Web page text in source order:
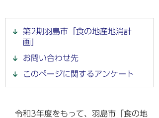
第2期羽島市「食の地産地消計
画」
お問い合わせ先
このページに関するアンケート
令和3年度をもって、羽島市「食の地